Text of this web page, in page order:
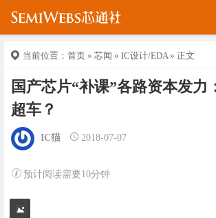
当前位置： 首页 » 芯闻 » IC设计/EDA» 正文
国产芯片“补课”各路资本发力
超车？
IC猫 2018-07-07
预计阅读需要10分钟